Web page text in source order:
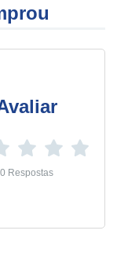
0 Respostas